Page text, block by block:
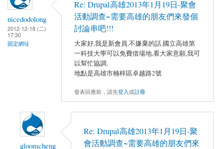
nicedodolong
2012-12-18 (二)
17:30
固定網址
Re: Drupal高雄2013年1月19日-聚會
活動調查~需要高雄的朋友們來發個
討論串吧!!!
大家好,我是新會員,不嫌棄的話.國立高雄第
一科技大學可以免費借場地,看大家意願,我可
以幫忙協調.
地點是高雄市楠梓區卓越路2號
發表回應前，請先登入或註冊
gloomcheng
Re: Drupal高雄2013年1月19日-聚
會活動調查~需要高雄的朋友們來